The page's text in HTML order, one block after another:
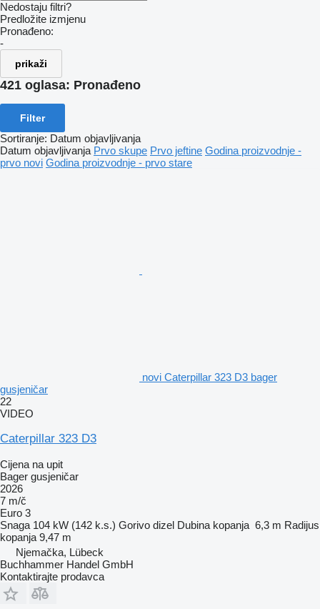
Nedostaju filtri?
Predložite izmjenu
Pronađeno:
-
prikaži
421 oglasa: Pronađeno
Filter
Sortiranje: Datum objavljivanja
Datum objavljivanja Prvo skupe Prvo jeftine Godina proizvodnje -
prvo novi Godina proizvodnje - prvo stare
novi Caterpillar 323 D3 bager
gusjeničar
22
VIDEO
Caterpillar 323 D3
Cijena na upit
Bager gusjeničar
2026
7 m/č
Euro 3
Snaga 104 kW (142 k.s.) Gorivo dizel Dubina kopanja 6,3 m Radijus
kopanja 9,47 m
Njemačka, Lübeck
Buchhammer Handel GmbH
Kontaktirajte prodavca